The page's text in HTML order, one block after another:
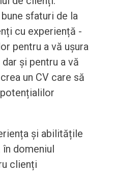
sfaturi de la
cu experiență -
pentru a vă ușura
și pentru a vă
un CV care să
și abilitățile
domeniul
clienți